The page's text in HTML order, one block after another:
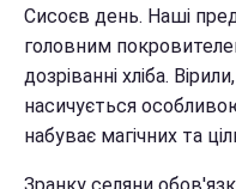
Сисоєв день. Наші
головним
дозріванні хліба.
насичується
набуває магічних та